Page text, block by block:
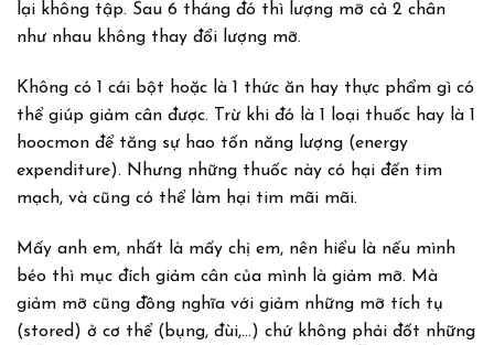
lại không tập. Sau 6 tháng đó thì lượng mỡ cả 2 chân
như nhau không thay đổi lượng mỡ.
Không có 1 cái bột hoặc là 1 thức ăn hay thực phẩm gì có
thể giúp giảm cân được. Trừ khi đó là 1 loại thuốc hay là 1
hoocmon để tăng sự hao tốn năng lượng (energy
expenditure). Nhưng những thuốc này có hại đến tim
mạch, và cũng có thể làm hại tim mãi mãi.
Mấy anh em, nhất là mấy chị em, nên hiểu là nếu mình
béo thì mục đích giảm cân của mình là giảm mỡ. Mà
giảm mỡ cũng đồng nghĩa với giảm những mỡ tích tụ
(stored) ở cơ thể (bụng, đùi,…) chứ không phải đốt những